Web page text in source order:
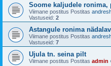
Soome kaljudele ronima,
Viimane postitus Postitas
Vastuseid: 2
Astangule ronima
Viimane postitus Postitas
Vastuseid: 7
Ujula tn. seina pilt
Viimane postitus Postitas admin